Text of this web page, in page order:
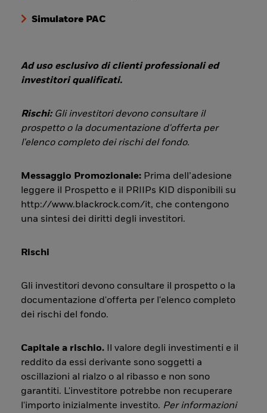
Simulatore PAC
Ad uso esclusivo di clienti professionali ed
investitori qualificati.
Rischi: Gli investitori devono consultare il
prospetto o la documentazione d'offerta per
l'elenco completo dei rischi del fondo.
Messaggio Promozionale: Prima dell’adesione
leggere il Prospetto e il PRIIPs KID disponibili su
http://www.blackrock.com/it, che contengono
una sintesi dei diritti degli investitori.
Rischi
Gli investitori devono consultare il prospetto o la
documentazione d'offerta per l'elenco completo
dei rischi del fondo.
Capitale a rischio. Il valore degli investimenti e il
reddito da essi derivante sono soggetti a
oscillazioni al rialzo o al ribasso e non sono
garantiti. L'investitore potrebbe non recuperare
l'importo inizialmente investito. Per informazioni